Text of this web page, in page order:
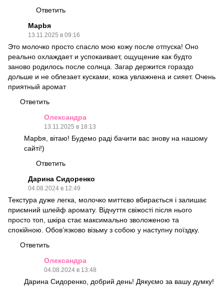
Ответить
Марbя
13.11.2025 в 09:16
Это молочко просто спасло мою кожу после отпуска! Оно
реально охлаждает и успокаивает, ощущение как будто
заново родилось после солнца. Загар держится гораздо
дольше и не облезает кусками, кожа увлажнена и сияет. Очень
приятный аромат
Ответить
Олександра
13.11.2025 в 18:13
Марbя, вітаю! Будемо раді бачити вас знову на нашому
сайті!)
Ответить
Дарина Сидоренко
04.08.2024 в 12:49
Текстура дуже легка, молочко миттєво вбирається і залишає
приємний шлейф аромату. Відчуття свіжості після нього
просто топ, шкіра стає максимально зволоженою та
спокійною. Обов’язково візьму з собою у наступну поїздку.
Ответить
Олександра
04.08.2024 в 13:48
Дарина Сидоренко, добрий день! Дякуємо за вашу думку!